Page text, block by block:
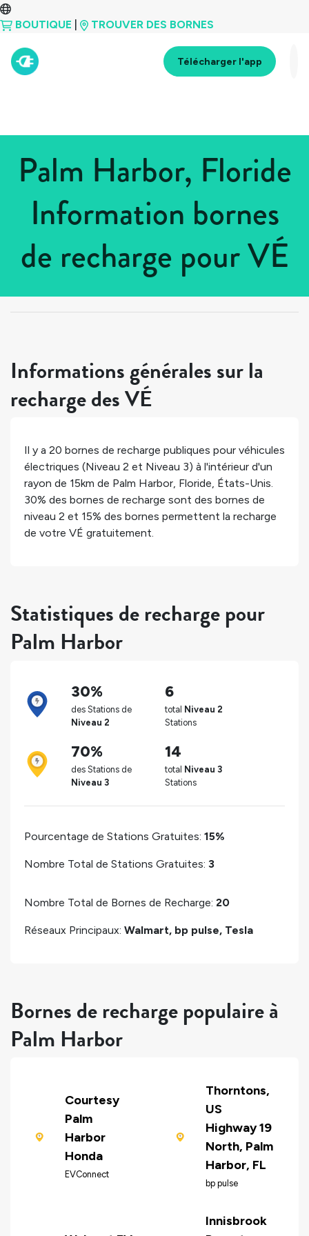
BOUTIQUE TROUVER DES BORNES
Télécharger l'app
Palm Harbor, Floride
Information bornes
de recharge pour VÉ
États-Unis > Floride
Informations générales sur la
recharge des VÉ
Il y a 20 bornes de recharge publiques pour véhicules
électriques (Niveau 2 et Niveau 3) à l'intérieur d'un
rayon de 15km de Palm Harbor, Floride, États-Unis.
30% des bornes de recharge sont des bornes de
niveau 2 et 15% des bornes permettent la recharge
de votre VÉ gratuitement.
Statistiques de recharge pour
Palm Harbor
30%
des Stations de
Niveau 2
6
total Niveau 2
Stations
70%
des Stations de
Niveau 3
14
total Niveau 3
Stations
Pourcentage de Stations Gratuites: 15%
Nombre Total de Stations Gratuites: 3
Nombre Total de Bornes de Recharge: 20
Réseaux Principaux: Walmart, bp pulse, Tesla
Bornes de recharge populaire à
Palm Harbor
Courtesy
Palm
Harbor
Honda
EVConnect
Thorntons,
US
Highway 19
North, Palm
Harbor, FL
bp pulse
Innisbrook